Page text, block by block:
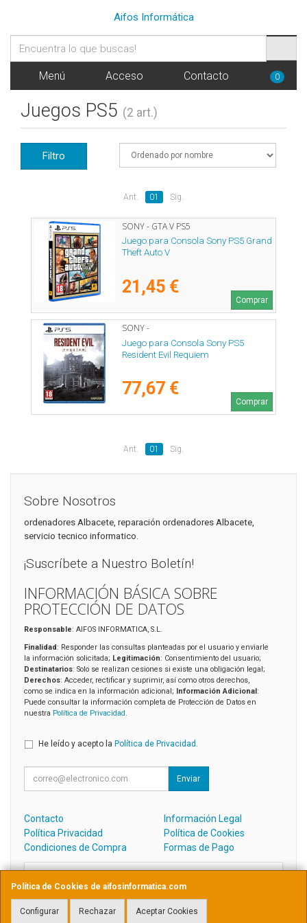
Aifos Informática
Menú Acceso Contacto 0
Juegos PS5 (2 art.)
Filtro
Ant. 01 Sig.
SONY - GTA V PS5
Juego para Consola Sony PS5 Grand
Theft Auto V
21,45 €
Comprar
SONY -
Juego para Consola Sony PS5
Resident Evil Requiem
77,67 €
Comprar
Ant. 01 Sig.
Política de Cookies de aifosinformatica.com
Configurar Rechazar Aceptar Cookies
Sobre Nosotros
ordenadores Albacete, reparación ordenadores Albacete,
servicio tecnico informatico.
¡Suscríbete a Nuestro Boletín!
INFORMACIÓN BÁSICA SOBRE
PROTECCIÓN DE DATOS
Responsable: AIFOS INFORMATICA, S.L.
Finalidad: Responder las consultas planteadas por el usuario y enviarle
la información solicitada; Legitimación: Consentimiento del usuario;
Destinatarios: Solo se realizan cesiones si existe una obligación legal;
Derechos: Acceder, rectificar y suprimir, así como otros derechos,
como se indica en la información adicional;
Información Adicional :
Puede consultar la información completa de Protección de Datos en
nuestra Política de Privacidad .
He leído y acepto la Política de Privacidad .
Enviar
Contacto
Información Legal
Política Privacidad
Política de Cookies
Condiciones de Compra
Formas de Pago
Contacto
admin@aifosinformatica.com